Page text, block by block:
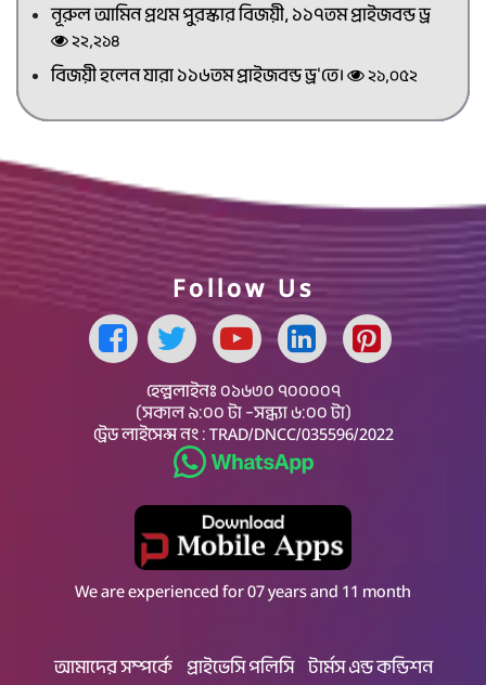
নূরুল আমিন প্রথম পুরস্কার বিজয়ী, ১১৭তম প্রাইজবন্ড ড্র
২২,২১৪
বিজয়ী হলেন যারা ১১৬তম প্রাইজবন্ড ড্র'তে। ২১,০৫২
Follow Us
Facebook Page
হেল্পলাইনঃ ০১৬৩০ ৭০০০০৭
(সকাল ৯:০০ টা –সন্ধ্যা ৬:০০ টা)
ট্রেড লাইসেন্স নং : TRAD/DNCC/035596/2022
Whatsapp
We are experienced for 07 years and 11 month
আমাদের সম্পর্কে প্রাইভেসি পলিসি টার্মস এন্ড কন্ডিশন